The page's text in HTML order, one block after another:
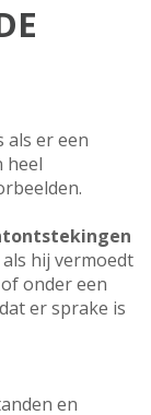
als er een
heel
hij vermoedt
onder een
er sprake is
en